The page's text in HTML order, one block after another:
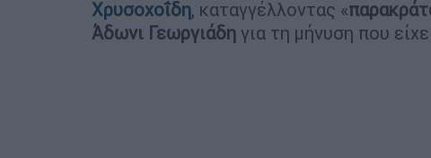
Χρυσοχοΐδη, καταγγέλλοντας «
Άδωνι Γεωργιάδη για τη μήνυση που